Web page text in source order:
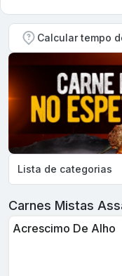
Calcular tempo
Carnes Mistas
Acrescimo De Alho